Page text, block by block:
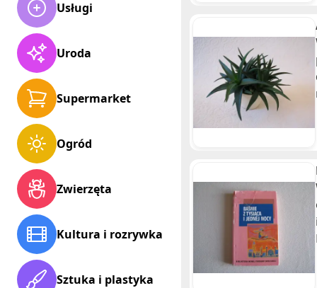
Usługi
Uroda
Supermarket
Ogród
Zwierzęta
Kultura i rozrywka
Sztuka i plastyka